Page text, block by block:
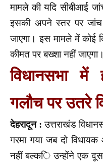
मामले की यदि सीबीआई
इसकी अपने स्तर पर जांच
जाएगा। इस मामले में कोई
कीमत पर बख्शा नहीं जाएगा।
व‌िधानसभा में
गलौच पर उतरे
देहरादून : उत्तराखंड
गरमा गया जब दो
नहीं बल्‍क‌‌ि उन्होंने एक